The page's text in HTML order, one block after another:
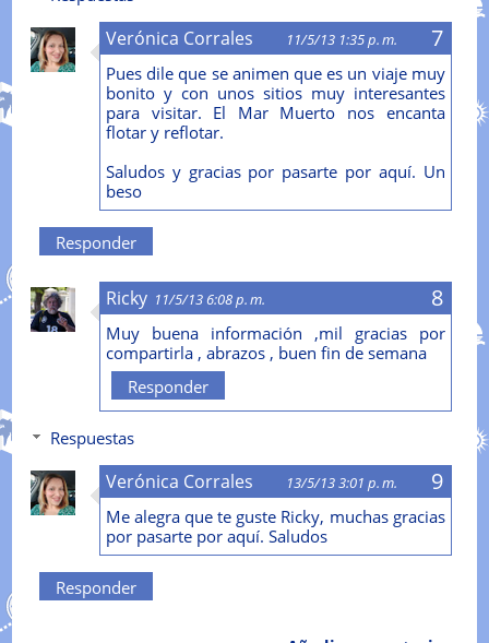
Verónica Corrales 11/5/13 1:35 p. m.
Pues dile que se animen que es un viaje muy
bonito y con unos sitios muy interesantes
para visitar. El Mar Muerto nos encanta
flotar y reflotar.
Saludos y gracias por pasarte por aquí. Un
beso
Responder
Ricky 11/5/13 6:08 p. m.
Muy buena información ,mil gracias por
compartirla , abrazos , buen fin de semana
Responder
Respuestas
Verónica Corrales 13/5/13 3:01 p. m.
Me alegra que te guste Ricky, muchas gracias
por pasarte por aquí. Saludos
Responder